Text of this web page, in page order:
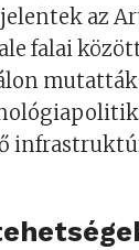
az
falai
mutatták